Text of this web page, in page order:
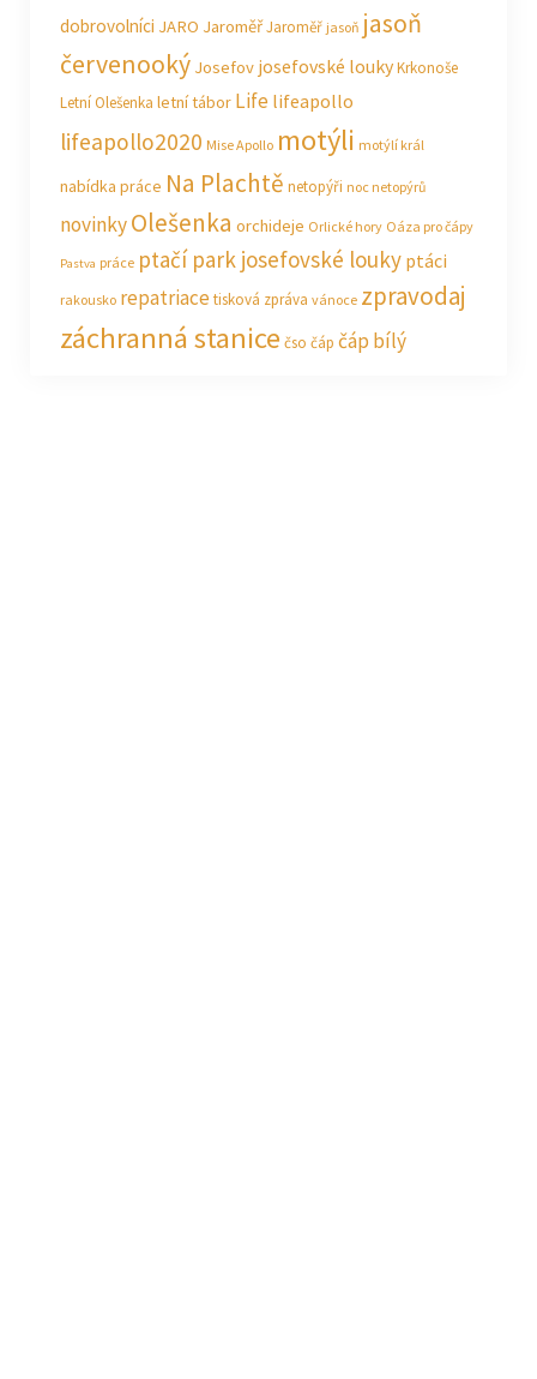
dobrovolníci JARO JaroměřJaroměř jasoň jasoň
červenooký Josefov josefovské loukyKrkonoše
Letní Olešenka letní tábor Life lifeapollo
lifeapollo2020 Mise Apollo motýli motýlí král
nabídka práce Na Plachtě netopýři noc netopýrů
novinkyOlešenka orchideje Orlické hory Oáza pro čápy
Pastva práce ptačí park josefovské louky ptáci
rakousko repatriacetisková zpráva vánoce zpravodaj
záchranná stanice čso čáp čáp bílý